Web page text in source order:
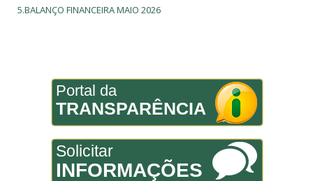
5.BALANÇO FINANCEIRA MAIO 2026
Portal da
TRANSPARÊNCIA
Solicitar
INFORMAÇÕES